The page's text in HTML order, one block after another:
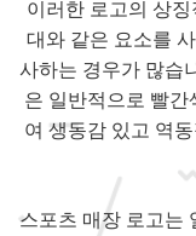
이러한 로고의 상
대와 같은 요소를
사하는 경우가 많습
은 일반적으로 빨간
여 생동감 있고 역
스포츠 매장 로고는